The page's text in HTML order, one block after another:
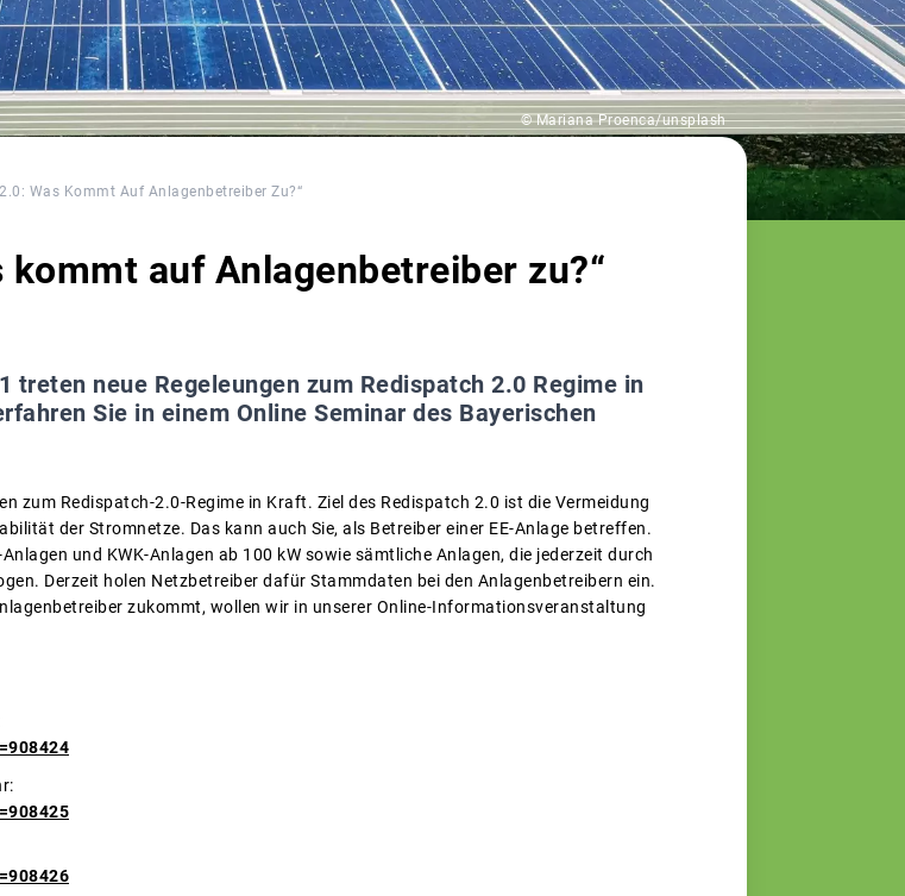
© Mariana Proenca/unsplash
Was Kommt Auf Anlagenbetreiber Zu?“
kommt auf Anlagenbetreiber zu?“
treten neue Regeleungen zum Redispatch 2.0 Regime in
Sie in einem Online Seminar des Bayerischen
zum Redispatch-2.0-Regime in Kraft. Ziel des Redispatch 2.0 ist die Vermeidung
der Stromnetze. Das kann auch Sie, als Betreiber einer EE-Anlage betreffen.
und KWK-Anlagen ab 100 kW sowie sämtliche Anlagen, die jederzeit durch
Derzeit holen Netzbetreiber dafür Stammdaten bei den Anlagenbetreibern ein.
zukommt, wollen wir in unserer Online-Informationsveranstaltung